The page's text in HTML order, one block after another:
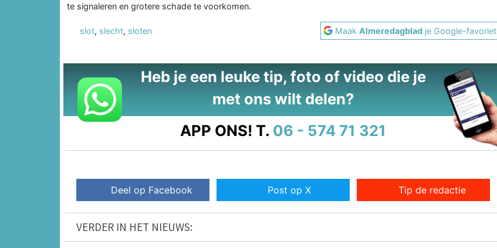
te signaleren en grotere schade te voorkomen.
slot, slecht, sloten MaakAlmeredagblad je Google-favoriet
Heb je een leuke tip, foto of video die je
met ons wilt delen?
APP ONS! T. 06 - 574 71 321
Deel op Facebook Post op X Tip de redactie
VERDER IN HET NIEUWS: